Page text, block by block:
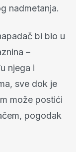
nadmetanja.
bi bio u
–
njega i
sve dok je
može postići
pogodak